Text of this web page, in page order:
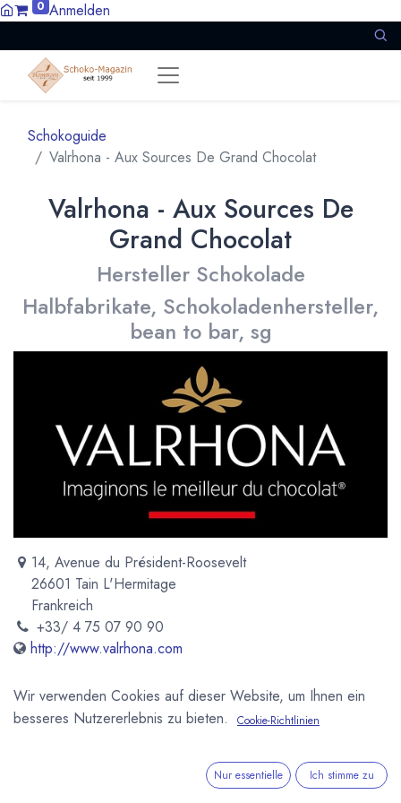
0 Anmelden
Schokoguide
Valrhona - Aux Sources De Grand Chocolat
Valrhona - Aux Sources De
Grand Chocolat
Hersteller Schokolade
Halbfabrikate, Schokoladenhersteller,
bean to bar, sg
14, Avenue du Président-Roosevelt
26601 Tain L'Hermitage
Frankreich
+33/ 4 75 07 90 90
http://www.valrhona.com
Valrhona ist einer der besten Hersteller für Edelschokolade,
Wichtigster Geschäftszweig ist die Produktion von
Wir verwenden Cookies auf dieser Website, um Ihnen ein
besseres Nutzererlebnis zu bieten.
Cookie-Richtlinien
Nur essentielle Ich stimme zu